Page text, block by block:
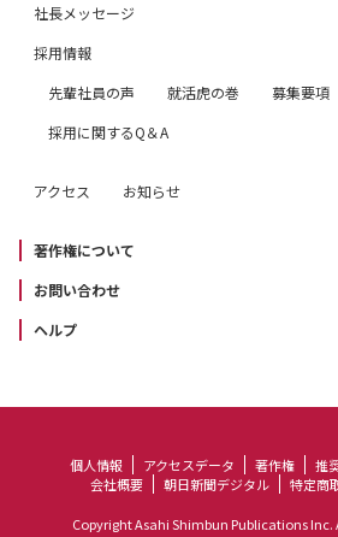
社長メッセージ
採用情報
先輩社員の声
就活虎の巻
募集要項
採用に関するQ＆A
アクセス お知らせ
著作権について
お問い合わせ
ヘルプ
個人情報 アクセスデータ 著作権 推
会社概要
朝日新聞デジタル 特定商
Copyright Asahi Shimbun Publications Inc.